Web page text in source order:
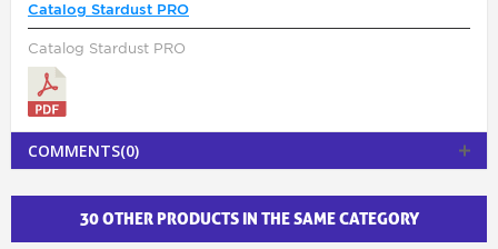
Catalog Stardust PRO
Catalog Stardust PRO
COMMENTS(0)
30 OTHER PRODUCTS IN THE SAME CATEGORY